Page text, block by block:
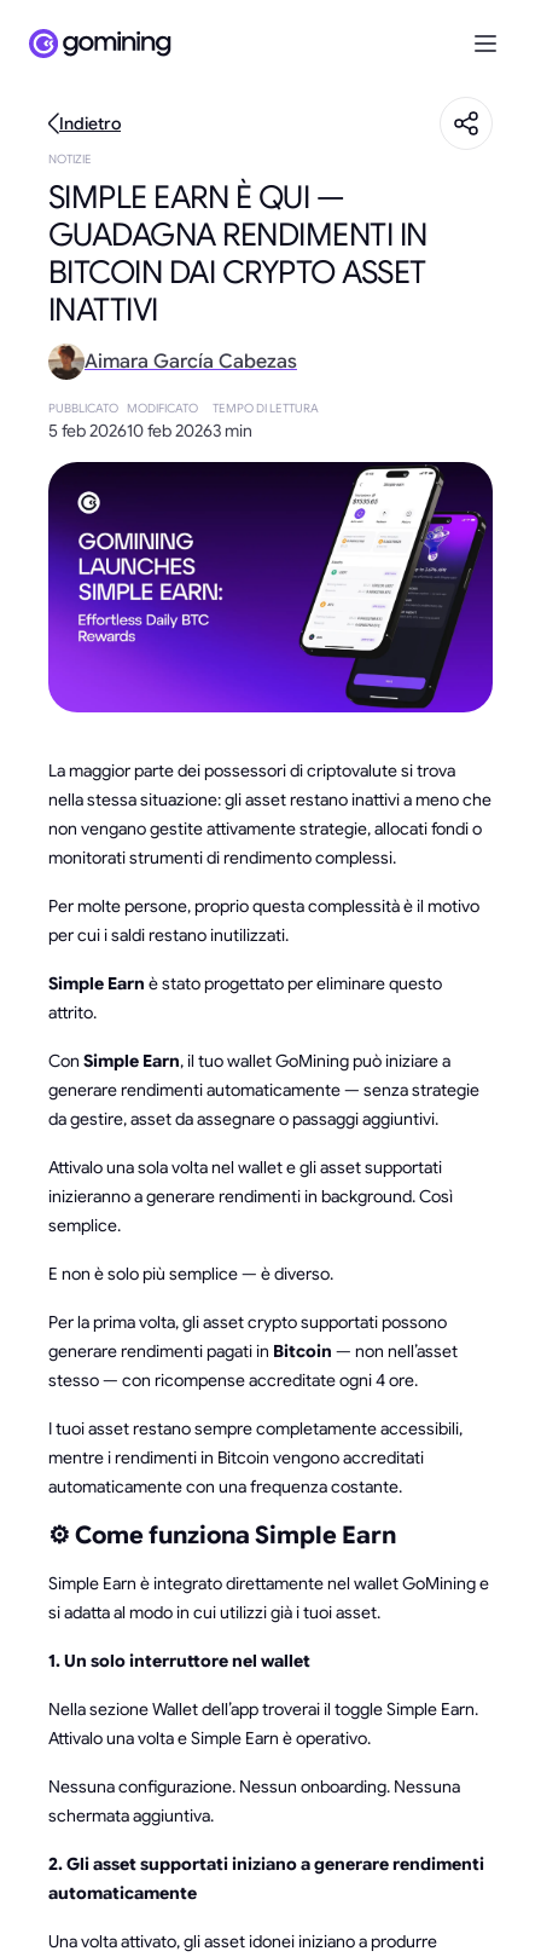
Indietro
NOTIZIE
SIMPLE EARN È QUI —
GUADAGNA RENDIMENTI IN
BITCOIN DAI CRYPTO ASSET
INATTIVI
Aimara García Cabezas
PUBBLICATO
5 feb 2026
MODIFICATO
10 feb 2026
TEMPO DI LETTURA
3 min
La maggior parte dei possessori di criptovalute si trova
nella stessa situazione: gli asset restano inattivi a meno che
non vengano gestite attivamente strategie, allocati fondi o
monitorati strumenti di rendimento complessi.
Per molte persone, proprio questa complessità è il motivo
per cui i saldi restano inutilizzati.
Simple Earn è stato progettato per eliminare questo
attrito.
Con Simple Earn, il tuo wallet GoMining può iniziare a
generare rendimenti automaticamente — senza strategie
da gestire, asset da assegnare o passaggi aggiuntivi.
Attivalo una sola volta nel wallet e gli asset supportati
inizieranno a generare rendimenti in background. Così
semplice.
E non è solo più semplice — è diverso.
Per la prima volta, gli asset crypto supportati possono
generare rendimenti pagati in Bitcoin — non nell’asset
stesso — con ricompense accreditate ogni 4 ore.
I tuoi asset restano sempre completamente accessibili,
mentre i rendimenti in Bitcoin vengono accreditati
automaticamente con una frequenza costante.
⚙️ Come funziona Simple Earn
Simple Earn è integrato direttamente nel wallet GoMining e
si adatta al modo in cui utilizzi già i tuoi asset.
1. Un solo interruttore nel wallet
Nella sezione Wallet dell’app troverai il toggle Simple Earn.
Attivalo una volta e Simple Earn è operativo.
Nessuna configurazione. Nessun onboarding. Nessuna
schermata aggiuntiva.
2. Gli asset supportati iniziano a generare rendimenti
automaticamente
Una volta attivato, gli asset idonei iniziano a produrre